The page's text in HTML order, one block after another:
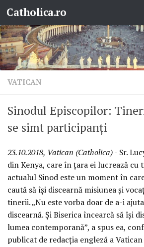
Skip to content
Catholica.ro
VATICAN
Sinodul Episcopilor:
se simt participanți
23.10.2018, Vatican (Catholica)- Sr.
din Kenya, care în țara ei lucrează cu
actualul Sinod este un moment în
caută să își discearnă misiunea și
tinerii. „Nu este vorba doar de a-i
discearnă. Și Biserica încearcă să își
lumea contemporană”, a spus ea,
publicat de redacția engleză a Vatican